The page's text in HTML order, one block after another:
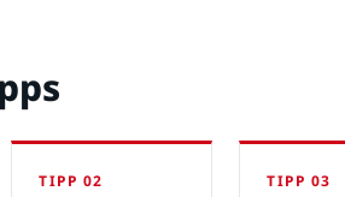
TIPP 02 TIPP 03